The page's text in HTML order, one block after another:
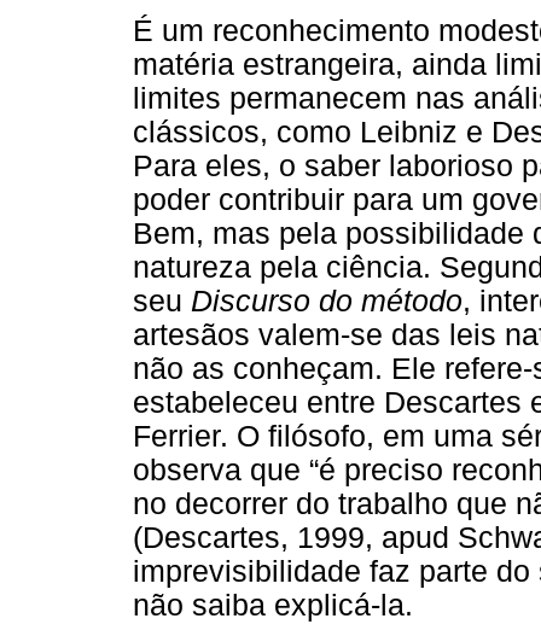
É um reconhecimento
matéria estrangeira, ainda
limites permanecem nas
clássicos, como Leibniz e
Para eles, o saber laborioso
poder contribuir para um
Bem, mas pela possibilidade
natureza pela ciência.
seu Discurso do método,
artesãos valem-se das leis
não as conheçam. Ele
estabeleceu entre Descartes
Ferrier. O filósofo, em uma
observa que “é preciso
no decorrer do trabalho que
(Descartes, 1999, apud
imprevisibilidade faz parte
não saiba explicá-la.